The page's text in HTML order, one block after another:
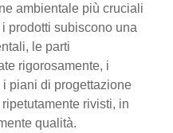
ambientale più cruciali
prodotti subiscono una
le parti
rigorosamente, i
piani di progettazione
rivisti, in
qualità.